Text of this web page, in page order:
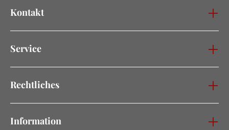
Kontakt
Service
Rechtliches
Information